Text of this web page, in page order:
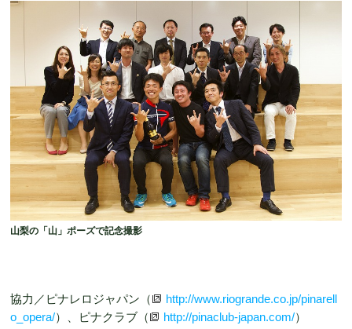
山梨の「山」ポーズで記念撮影
協力／ピナレロジャパン（
http://www.riogrande.co.jp/pinarell
o_opera/）、ピナクラブ（ http://pinaclub-japan.com/）